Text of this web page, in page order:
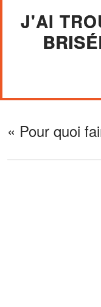
J'AI
« Pour quoi